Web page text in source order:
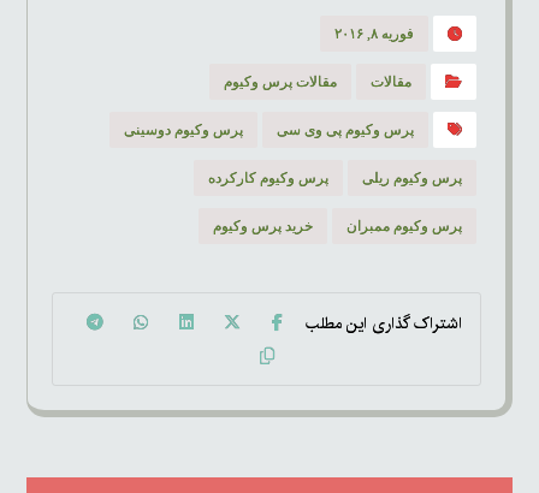
فوریه ۸, ۲۰۱۶
مقالات مقالات پرس وکیوم
پرس وکیوم پی وی سی پرس وکیوم دوسینی
پرس وکیوم ریلی پرس وکیوم کارکرده
پرس وکیوم ممبران خرید پرس وکیوم